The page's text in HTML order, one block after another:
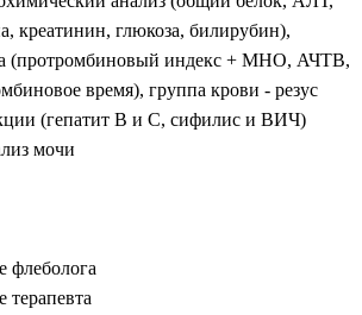
креатинин, глюкоза, билирубин),
(протромбиновый индекс + МНО, АЧТВ,
время), группа крови - резус
(гепатит В и С, сифилис и ВИЧ)
мочи
флеболога